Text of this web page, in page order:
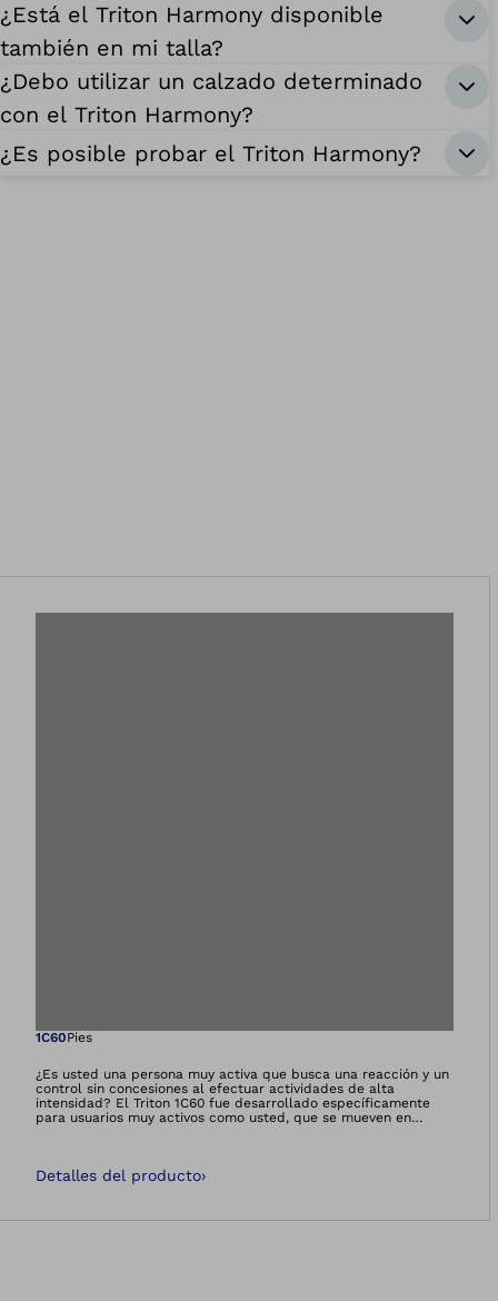
¿Está el Triton Harmony disponible
también en mi talla?
¿Debo utilizar un calzado determinado
con el Triton Harmony?
¿Es posible probar el Triton Harmony?
Abre la imagen
1C60Pies
¿Es usted una persona muy activa que busca una reacción y un
control sin concesiones al efectuar actividades de alta
intensidad? El Triton 1C60 fue desarrollado específicamente
para usuarios muy activos como usted, que se mueven en
máximo nivel para que pueda decidir por sí mismo sus metas y
Detalles del producto›